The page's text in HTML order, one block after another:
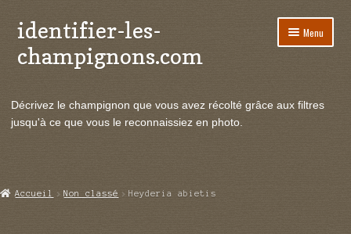
Aller
à
la
Aller
au
contenu
identifier-les-
champignons.com
Menu
le
Actualités
Echanges et contacts
Décrivez le champignon que vous avez récolté grâce aux filtres
jusqu'à ce que vous le reconnaissiez en photo.
Accueil Non classé Heyderia abietis